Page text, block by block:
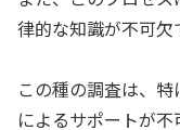
律的な知識が不可欠
この種の調査は、
によるサポートが不